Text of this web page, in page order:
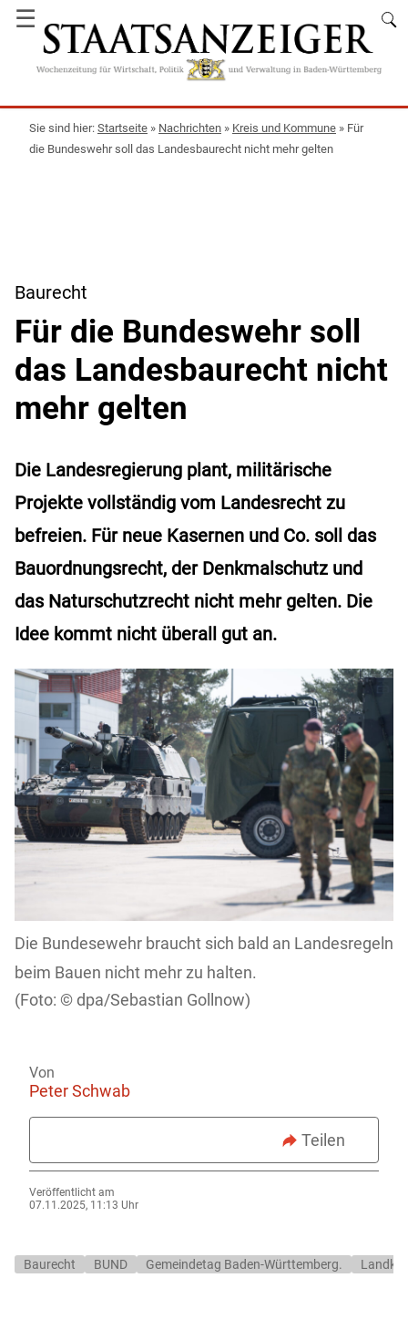
☰
Startseite » Nachrichten » Kreis und Kommune » Für
die Bundeswehr soll das Landesbaurecht nicht mehr gelten
Baurecht
Für die Bundeswehr soll
das Landesbaurecht nicht
mehr gelten
Die Landesregierung plant, militärische
Projekte vollständig vom Landesrecht zu
befreien. Für neue Kasernen und Co. soll das
Bauordnungsrecht, der Denkmalschutz und
das Naturschutzrecht nicht mehr gelten. Die
Idee kommt nicht überall gut an.
Die Bundesewehr braucht sich bald an Landesregeln
beim Bauen nicht mehr zu halten.
dpa/Sebastian Gollnow)
Von
Peter Schwab
Teilen
Veröffentlicht am
07.11.2025, 11:13 Uhr
Baurecht BUND Gemeindetag Baden-Württemberg.